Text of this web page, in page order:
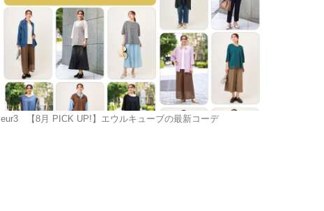
eur3 【8月 PICK UP!】エウルキューブの最新コーデ